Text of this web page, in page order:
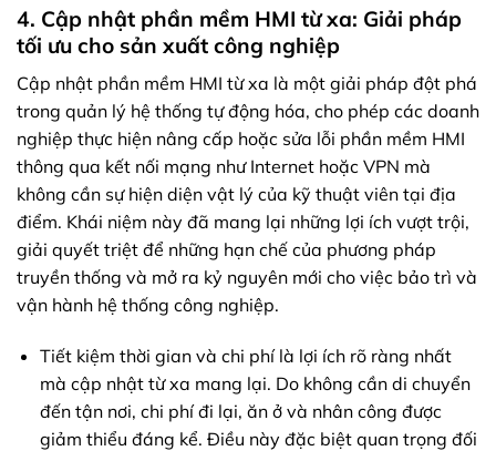
4. Cập nhật phần mềm HMI từ xa: Giải pháp
tối ưu cho sản xuất công nghiệp
Cập nhật phần mềm HMI từ xa là một giải pháp đột phá
trong quản lý hệ thống tự động hóa, cho phép các doanh
nghiệp thực hiện nâng cấp hoặc sửa lỗi phần mềm HMI
thông qua kết nối mạng như Internet hoặc VPN mà
không cần sự hiện diện vật lý của kỹ thuật viên tại địa
điểm. Khái niệm này đã mang lại những lợi ích vượt trội,
giải quyết triệt để những hạn chế của phương pháp
truyền thống và mở ra kỷ nguyên mới cho việc bảo trì và
vận hành hệ thống công nghiệp.
Tiết kiệm thời gian và chi phí là lợi ích rõ ràng nhất
mà cập nhật từ xa mang lại. Do không cần di chuyển
đến tận nơi, chi phí đi lại, ăn ở và nhân công được
giảm thiểu đáng kể. Điều này đặc biệt quan trọng đối